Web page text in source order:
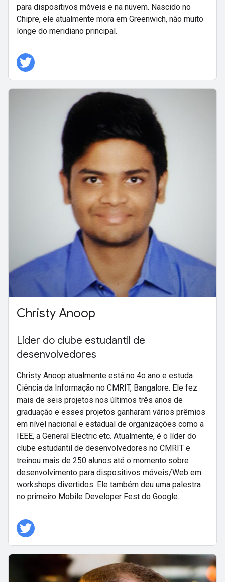
para dispositivos móveis e na nuvem. Nascido no
Chipre, ele atualmente mora em Greenwich, não muito
longe do meridiano principal.
Christy Anoop
Líder do clube estudantil de
desenvolvedores
Christy Anoop atualmente está no 4o ano e estuda
Ciência da Informação no CMRIT, Bangalore. Ele fez
mais de seis projetos nos últimos três anos de
graduação e esses projetos ganharam vários prêmios
em nível nacional e estadual de organizações como a
IEEE, a General Electric etc. Atualmente, é o líder do
clube estudantil de desenvolvedores no CMRIT e
treinou mais de 250 alunos até o momento sobre
desenvolvimento para dispositivos móveis/Web em
workshops divertidos. Ele também deu uma palestra
no primeiro Mobile Developer Fest do Google.